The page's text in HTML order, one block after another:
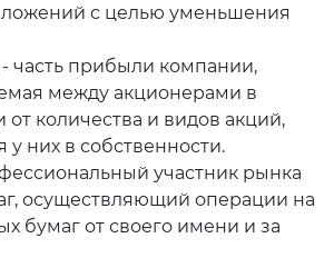
с целью уменьшения
- часть прибыли компании,
между акционерами в
от количества и видов акций,
у них в собственности.
участник рынка
осуществляющий операции на
бумаг от своего имени и за